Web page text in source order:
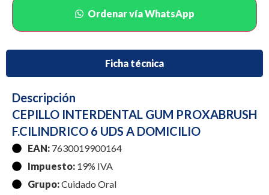
Ordenar vía WhatsApp
Ficha técnica
Descripción
CEPILLO INTERDENTAL GUM PROXABRUSH
F.CILINDRICO 6 UDS A DOMICILIO
EAN: 7630019900164
Impuesto: 19% IVA
Grupo:Cuidado Oral